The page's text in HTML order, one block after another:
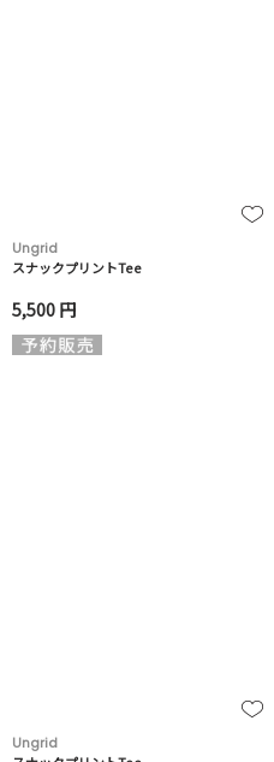
Ungrid
スナックプリントTee
5,500 円
Ungrid